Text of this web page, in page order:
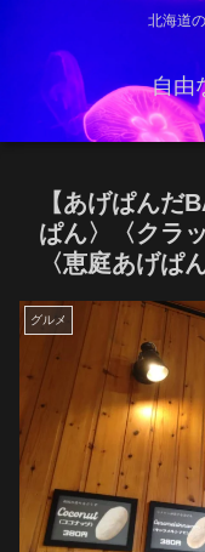
北海道
自由
【あげぱんだ
ぱん〉〈クラ
〈恵庭あげぱ
グルメ